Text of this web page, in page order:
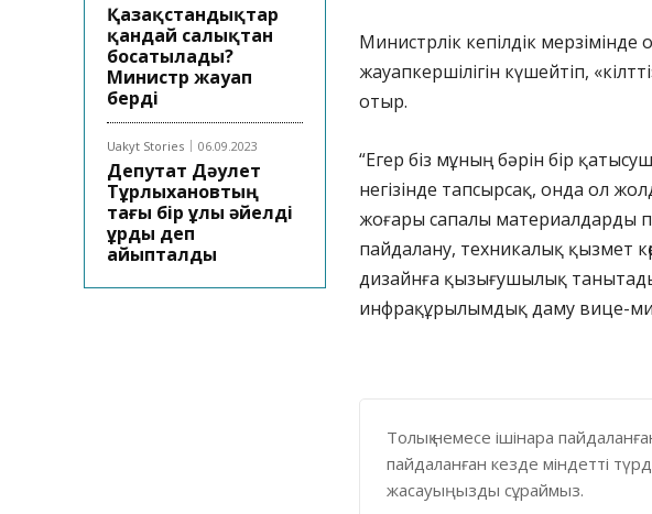
Қазақстандықтар
қандай салықтан
босатылады?
Министр жауап
берді
Uakyt Stories 06.09.2023
Депутат Дәулет
Тұрлыхановтың
тағы бір ұлы әйелді
ұрды деп
айыпталды
Министрлік кепілдік
жауапкершілігін күшейтіп,
отыр.
“Егер біз мұның бәрін бір
негізінде тапсырсақ, онда ол
жоғары сапалы материалдарды
пайдалану, техникалық қызмет
дизайнға қызығушылық
инфрақұрылымдық даму вице-
Толық немесе ішінара
пайдаланған кезде міндетті
жасауыңызды сұраймыз.